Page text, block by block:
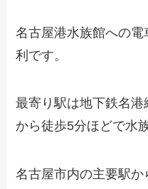
名古屋港水族館への
利です。
最寄り駅は地下鉄名
から徒歩5分ほどで水
名古屋市内の主要駅